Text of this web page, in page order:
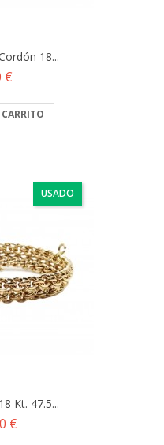
18...
€
USADO
Kt. 47.5...
€